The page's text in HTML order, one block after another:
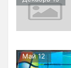
Май 12